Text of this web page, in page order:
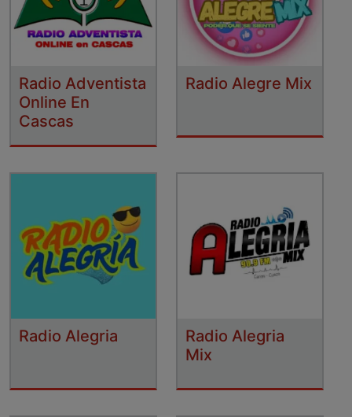
Radio Adventista
Online En
Cascas
Radio Alegre Mix
Radio Alegria
Radio Alegria
Mix